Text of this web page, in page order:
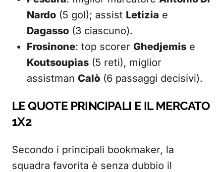
Nardo (5 gol); assist Letizia e
Dagasso (3 ciascuno).
Frosinone: top scorer Ghedjemis e
Koutsoupias (5 reti), miglior
assistman Calò (6 passaggi decisivi).
LE QUOTE PRINCIPALI E IL MERCATO
1X2
Secondo i principali bookmaker, la
squadra favorita è senza dubbio il